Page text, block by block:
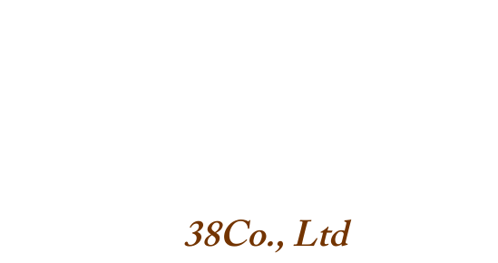
38Co., Ltd